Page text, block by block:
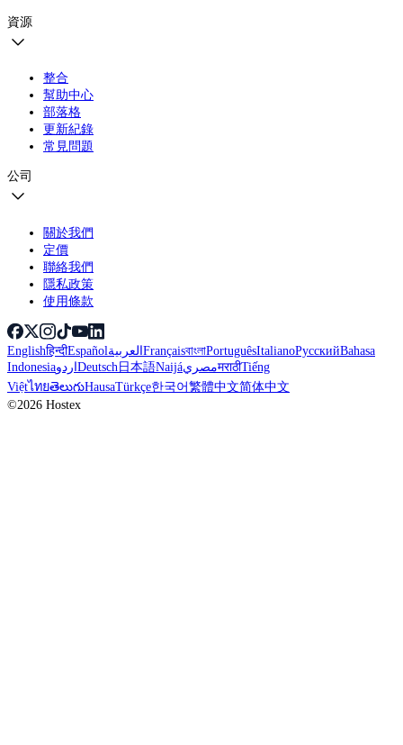
資源
整合
幫助中心
部落格
更新紀錄
常見問題
公司
關於我們
定價
聯絡我們
隱私政策
使用條款
Englishहिन्दीEspañolالعربيةFrançaisবাংলাPortuguêsItalianoРусскийBahasa
IndonesiaاردوDeutsch日本語NaijáمصريमराठीTiếng
ViệtไทยతెలుగుHausaTürkçe한국어繁體中文简体中文
©2026 Hostex